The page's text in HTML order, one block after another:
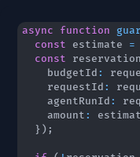
async function
const estimate =
const
    budgetId
:
    requestId
:
    agentRunId
:
    amount
:
});